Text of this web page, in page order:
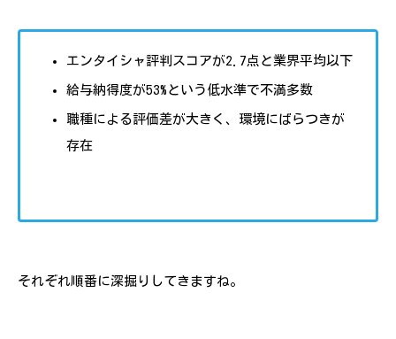
エンタイシャ評判スコアが2.7点と業界平均以下
給与納得度が53%という低水準で不満多数
職種による評価差が大きく、環境にばらつきが
存在
それぞれ順番に深掘りしてきますね。